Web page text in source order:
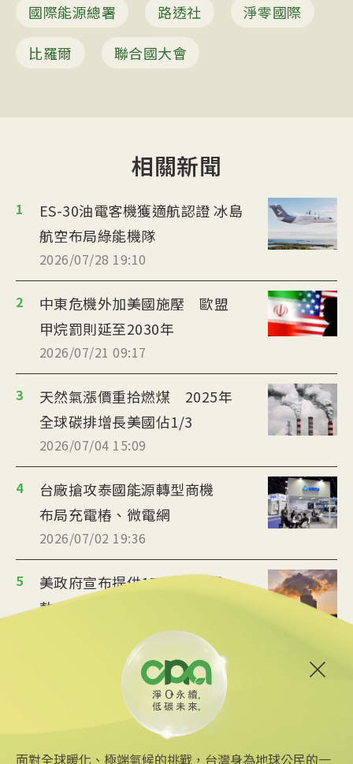
國際能源總署
路透社
淨零國際
比羅爾
聯合國大會
相關新聞
1
ES-30油電客機獲適航認證 冰島
航空布局綠能機隊
2026/07/28 19:10
2
中東危機外加美國施壓 歐盟
甲烷罰則延至2030年
2026/07/21 09:17
3
天然氣漲價重拾燃煤 2025年
全球碳排增長美國佔1/3
2026/07/04 15:09
4
台廠搶攻泰國能源轉型商機
布局充電樁、微電網
2026/07/02 19:36
5
美政府宣布提供175億美元貸
款 強化核能供應鏈
炸油變航油 日本加大廢食油
回收助煉永續航空燃料
2026/06/09 14:57
面對全球暖化、極端氣候的挑戰，台灣身為地球公民的一